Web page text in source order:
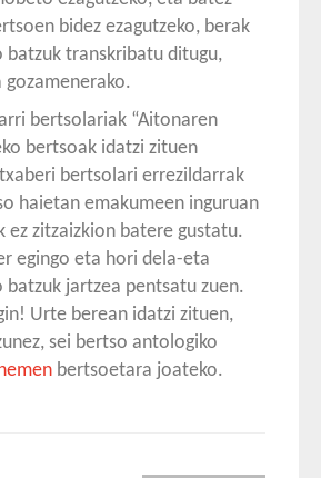
bidez ezagutzeko, berak
batzuk transkribatu ditugu,
bertsolariak “Aitonaren
bertsoak idatzi zituen
bertsolari errezildarrak
haietan emakumeen inguruan
ez zitzaizkion batere gustatu.
egingo eta hori dela-eta
batzuk jartzea pentsatu zuen.
Urte berean idatzi zituen,
sei bertso antologiko
bertsoetara joateko.